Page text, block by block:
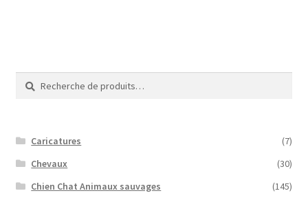
Recherche
pour :
Recherche
Caricatures
(7)
Chevaux
(30)
Chien Chat Animaux sauvages
(145)